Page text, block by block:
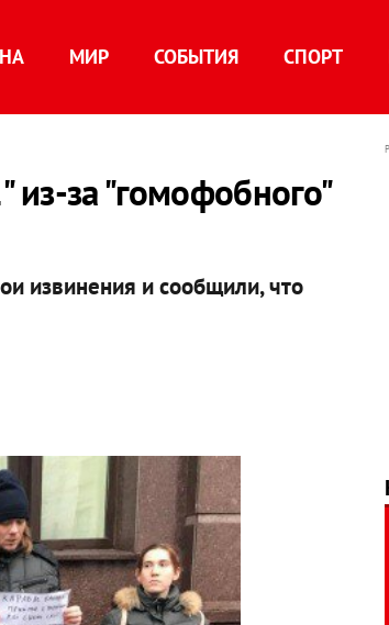
МИР СОБЫТИЯ СПОРТ
из-за "гомофобного"
извинения и сообщили, что